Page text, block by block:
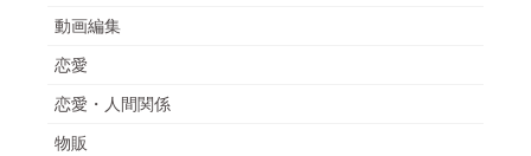
動画編集
恋愛
恋愛・人間関係
物販